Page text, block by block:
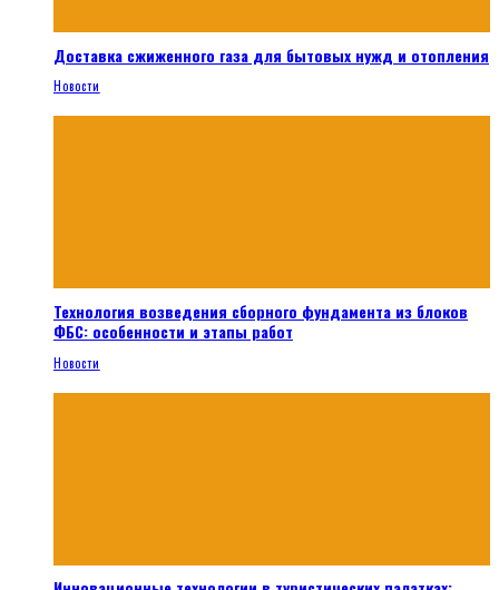
Доставка сжиженного газа для бытовых нужд и отопления
Новости
Технология возведения сборного фундамента из блоков
ФБС: особенности и этапы работ
Новости